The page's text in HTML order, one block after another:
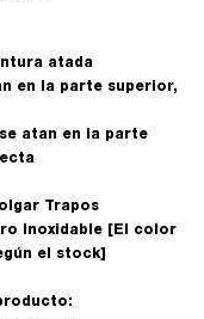
atada
en la parte superior,
atan en la parte
Trapos
Inoxidable [El color
el stock]